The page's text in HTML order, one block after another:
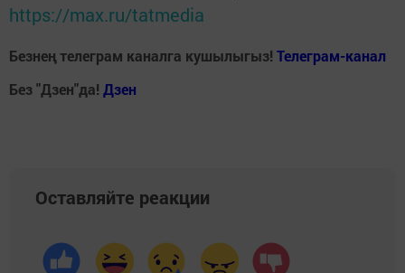
https://max.ru/tatmedia
Безнең телеграм каналга кушылыгыз! Телеграм-канал
Без "Дзен"да! Дзен
Оставляйте реакции